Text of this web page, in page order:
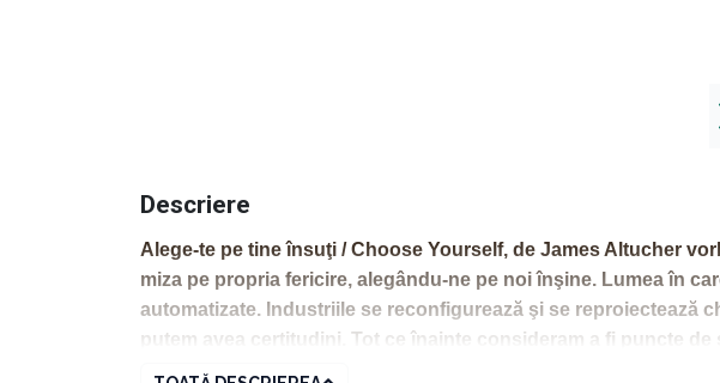
Descriere
Alege-te pe tine însuţi / Choose Yourself, de James Altucher
miza pe propria fericire, alegându-ne pe noi înşine. Lumea în
automatizate. Industriile se reconfigurează şi se reproiectează
putem avea certitudini. Tot ce înainte consideram a fi puncte
reprezintă pilonii existenţei noastre.